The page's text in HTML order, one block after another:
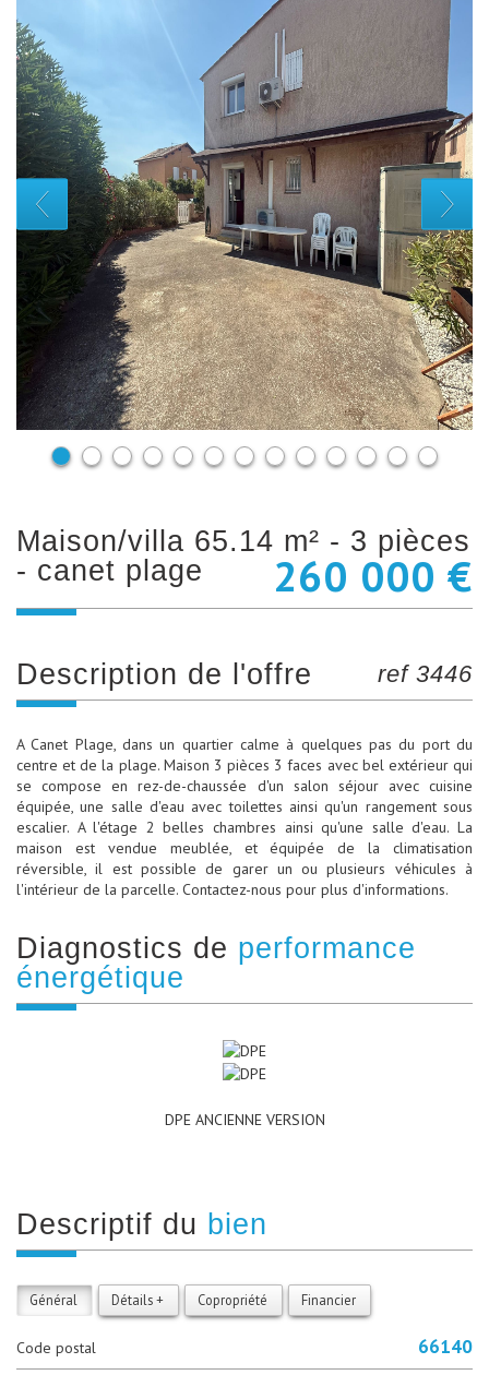
maison/villa 65.14 m² - 3 pièces
- canet plage
260 000 €
description de l'offre ref 3446
A Canet Plage, dans un quartier calme à quelques pas du port du
centre et de la plage. Maison 3 pièces 3 faces avec bel extérieur qui
se compose en rez-de-chaussée d'un salon séjour avec cuisine
équipée, une salle d'eau avec toilettes ainsi qu'un rangement sous
escalier. A l'étage 2 belles chambres ainsi qu'une salle d'eau. La
maison est vendue meublée, et équipée de la climatisation
réversible, il est possible de garer un ou plusieurs véhicules à
l'intérieur de la parcelle. Contactez-nous pour plus d'informations.
diagnostics de performance
énergétique
DPE ANCIENNE VERSION
descriptif du bien
Général Détails + Copropriété Financier
Code postal 66140